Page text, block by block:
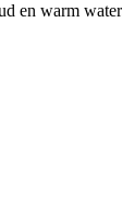
en warm